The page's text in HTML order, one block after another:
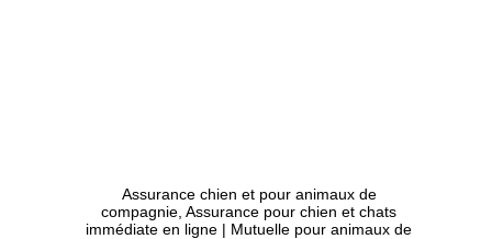
Assurance chien et pour animaux de
compagnie Assurance pour chien et chats
immédiate en ligne | Mutuelle pour animaux de